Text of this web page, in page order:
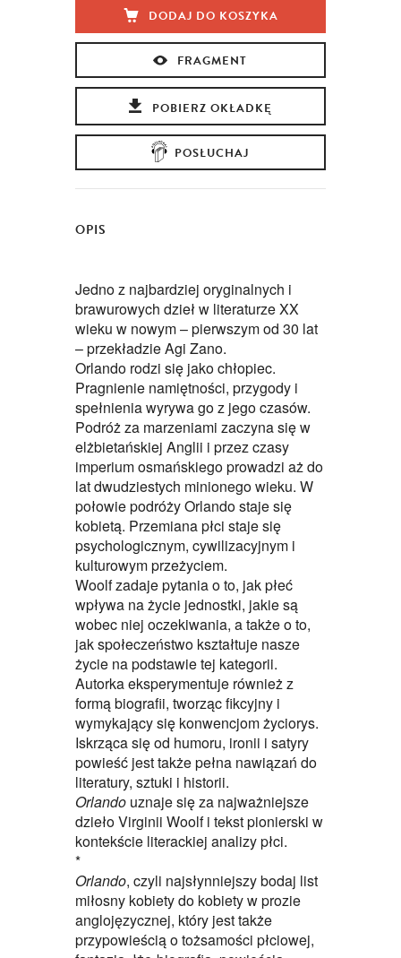
DODAJ DO KOSZYKA
FRAGMENT
POBIERZ OKŁADKĘ
POSŁUCHAJ
OPIS
Jedno z najbardziej oryginalnych i
brawurowych dzieł w literaturze XX
wieku w nowym – pierwszym od 30 lat
– przekładzie Agi Zano.
Orlando rodzi się jako chłopiec.
Pragnienie namiętności, przygody i
spełnienia wyrywa go z jego czasów.
Podróż za marzeniami zaczyna się w
elżbietańskiej Anglii i przez czasy
imperium osmańskiego prowadzi aż do
lat dwudziestych minionego wieku. W
połowie podróży Orlando staje się
kobietą. Przemiana płci staje się
psychologicznym, cywilizacyjnym i
kulturowym przeżyciem.
Woolf zadaje pytania o to, jak płeć
wpływa na życie jednostki, jakie są
wobec niej oczekiwania, a także o to,
jak społeczeństwo kształtuje nasze
życie na podstawie tej kategorii.
Autorka eksperymentuje również z
formą biografii, tworząc fikcyjny i
wymykający się konwencjom życiorys.
Iskrząca się od humoru, ironii i satyry
powieść jest także pełna nawiązań do
literatury, sztuki i historii.
Orlando uznaje się za najważniejsze
dzieło Virginii Woolf i tekst pionierski w
kontekście literackiej analizy płci.
*
Orlando, czyli najsłynniejszy bodaj list
miłosny kobiety do kobiety w prozie
anglojęzycznej, który jest także
przypowieścią o tożsamości płciowej,